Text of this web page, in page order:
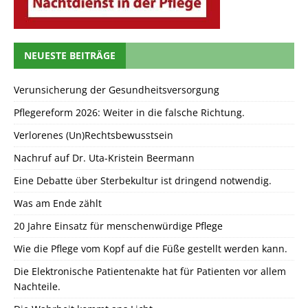
NEUESTE BEITRÄGE
Verunsicherung der Gesundheitsversorgung
Pflegereform 2026: Weiter in die falsche Richtung.
Verlorenes (Un)Rechtsbewusstsein
Nachruf auf Dr. Uta-Kristein Beermann
Eine Debatte über Sterbekultur ist dringend notwendig.
Was am Ende zählt
20 Jahre Einsatz für menschenwürdige Pflege
Wie die Pflege vom Kopf auf die Füße gestellt werden kann.
Die Elektronische Patientenakte hat für Patienten vor allem
Nachteile.